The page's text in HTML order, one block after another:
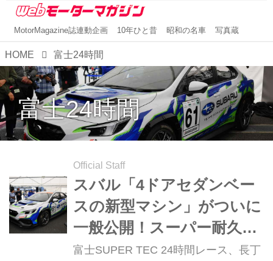
MotorMagazine誌連動企画 10年ひと昔 昭和の名車 写真蔵
HOME 富士24時間
富士24時間
Official Staff
スバル「4ドアセダンベー
スの新型マシン」がついに
一般公開！スーパー耐久シ
リーズに参戦するターボ
富士SUPER TEC 24時間レース、長丁